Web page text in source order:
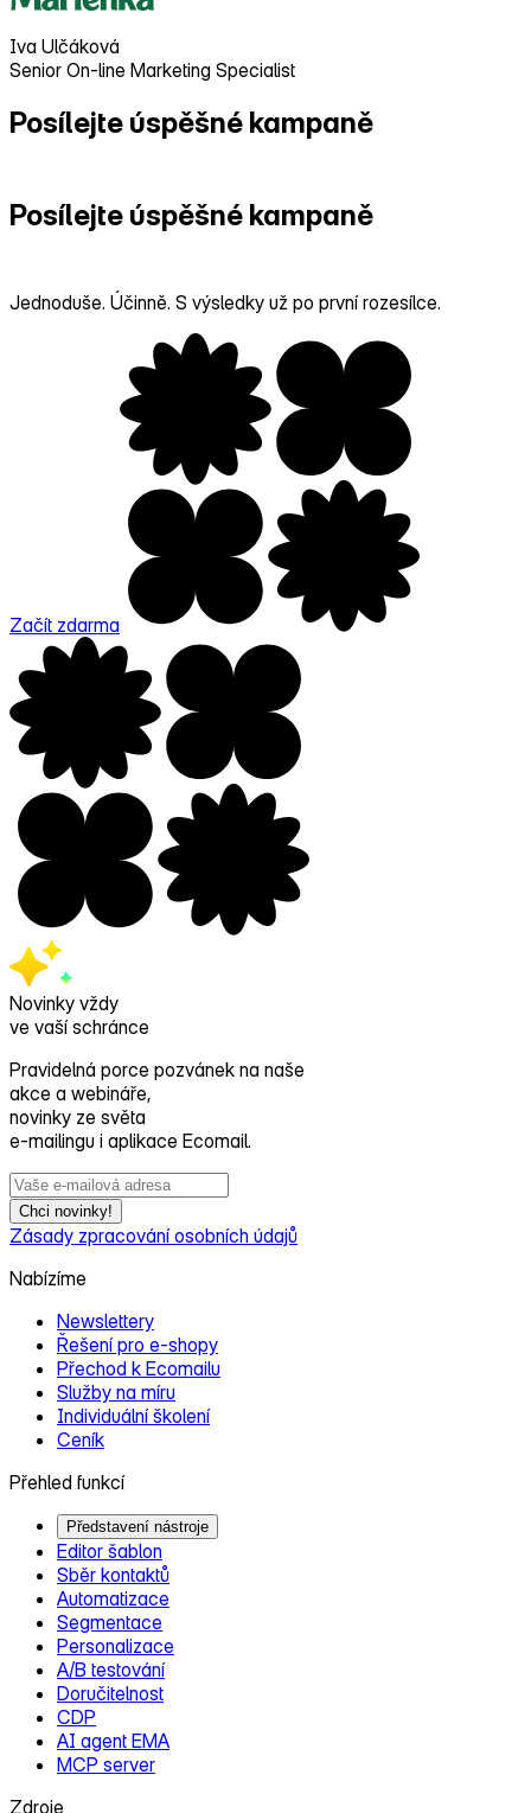
Iva Ulčáková
Senior On-line Marketing Specialist
Posílejte úspěšné kampaně
Posílejte úspěšné kampaně
Jednoduše. Účinně. S výsledky už po první rozesílce.
Začít zdarma
Novinky vždy
ve vaší schránce
Pravidelná porce pozvánek na naše
akce a webináře,
novinky ze světa
e‑mailingu i aplikace Ecomail.
Chci novinky!
Zásady zpracování osobních údajů
Nabízíme
Newslettery
Řešení pro e‑shopy
Přechod k Ecomailu
Služby na míru
Individuální školení
Ceník
Přehled funkcí
Představení nástroje
Editor šablon
Sběr kontaktů
Automatizace
Segmentace
Personalizace
A/B testování
Doručitelnost
CDP
AI agent EMA
MCP server
Zdroje